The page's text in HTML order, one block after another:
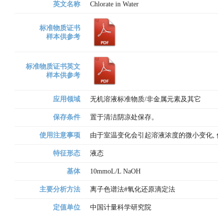
英文名称 Chlorate in Water
标准物质证书
样本供参考
标准物质证书英文
样本供参考
应用领域 无机溶液标准物质/非金属元素及其它
保存条件 置于清洁阴凉处保存。
使用注意事项 由于室温变化会引起溶液浓度的微小变化
特征形态 液态
基体 10mmoL/L NaOH
主要分析方法 离子色谱法#氧化还原滴定法
定值单位 中国计量科学研究院